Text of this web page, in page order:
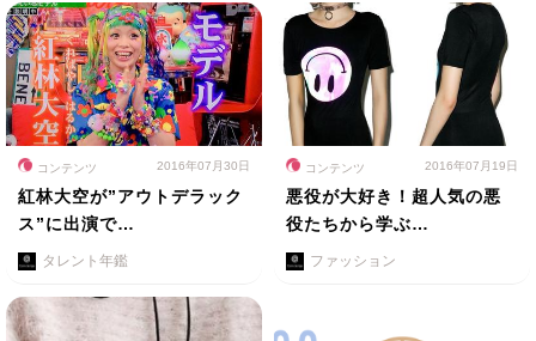
コンテンツ 2016年07月30日
紅林大空が”アウトデラック
ス”に出演で…
タレント年鑑
コンテンツ 2016年07月19日
悪役が大好き！超人気の悪
役たちから学ぶ…
ファッション